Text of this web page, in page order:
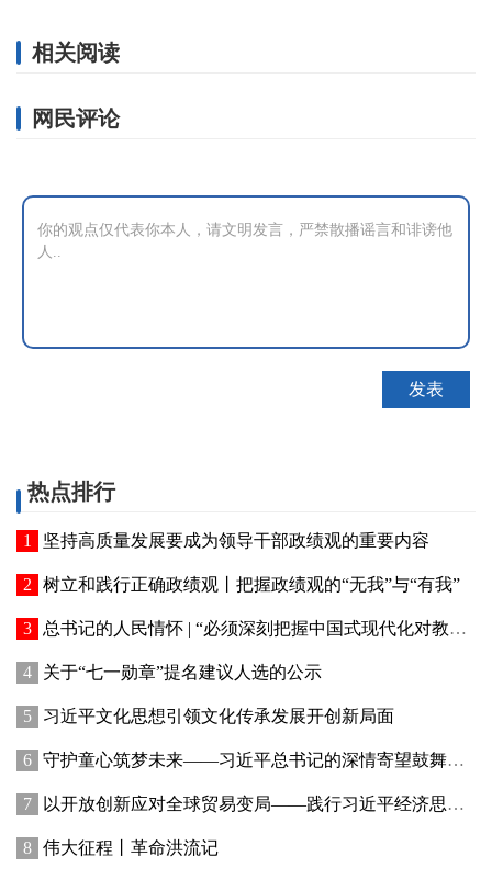
相关阅读
网民评论
热点排行
坚持高质量发展要成为领导干部政绩观的重要内容
树立和践行正确政绩观丨把握政绩观的“无我”与“有我”
总书记的人民情怀 | “必须深刻把握中国式现代化对教育、科技、人才的需求”
关于“七一勋章”提名建议人选的公示
习近平文化思想引领文化传承发展开创新局面
守护童心筑梦未来——习近平总书记的深情寄望鼓舞新时代少年儿童成长成才
以开放创新应对全球贸易变局——践行习近平经济思想推动贸易强国建设迈出新步伐
伟大征程丨革命洪流记